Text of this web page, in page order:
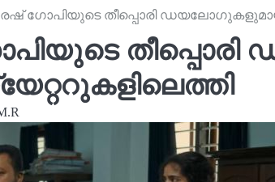
ഗോപിയുടെ തീപ്പൊരി ഡയലോഗുകളുമായി
തീപ്പൊരി